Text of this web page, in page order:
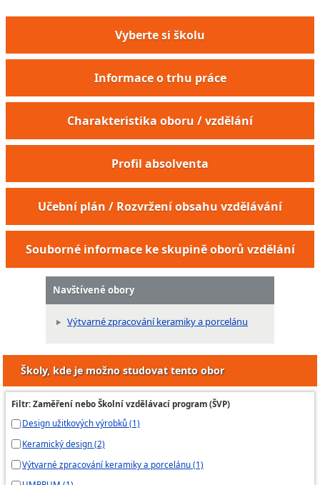
Vyberte si školu
Informace o trhu práce
Charakteristika oboru / vzdělání
Profil absolventa
Učební plán / Rozvržení obsahu vzdělávání
Souborné informace ke skupině oborů vzdělání
Navštívené obory
Výtvarné zpracování keramiky a porcelánu
Školy, kde je možno studovat tento obor
Filtr: Zaměření nebo Školní vzdělávací program (ŠVP)
Design užitkových výrobků (1)
Keramický design (2)
Výtvarné zpracování keramiky a porcelánu (1)